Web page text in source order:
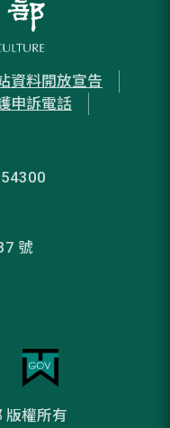
資料開放宣告
申訴電話
號
版權所有